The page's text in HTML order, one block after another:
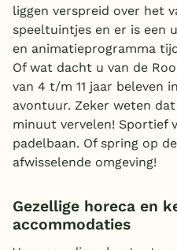
liggen verspreid over het
speeltuintjes en er is een
en animatieprogramma
Of wat dacht u van de
van 4 t/m 11 jaar beleven
avontuur. Zeker weten
minuut vervelen! Sportief
padelbaan. Of spring op
afwisselende omgeving!
Gezellige horeca en
accommodaties